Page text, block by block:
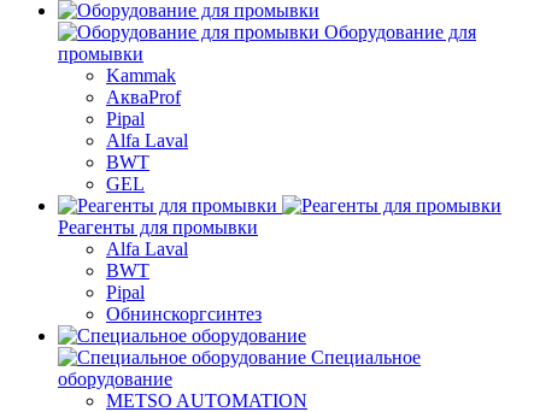
Оборудование для
промывки
Kammak
АкваProf
Pipal
Alfa Laval
BWT
GEL
Реагенты для промывки
Alfa Laval
BWT
Pipal
Обнинскоргсинтез
Специальное
оборудование
METSO AUTOMATION